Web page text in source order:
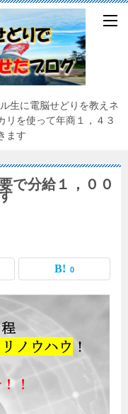
生に電脳せどりを教えネ
使って年商１，４３
ます
で分給１，００
0